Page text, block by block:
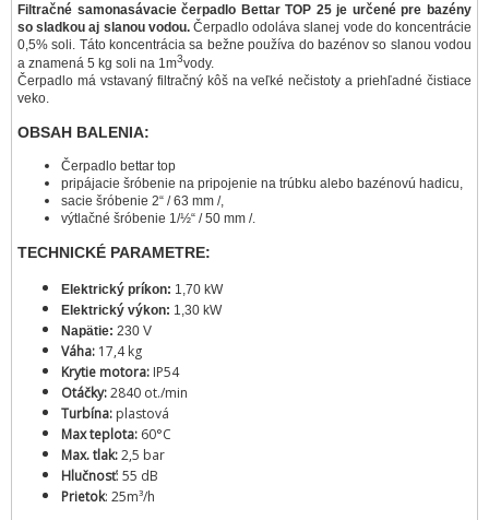
Filtračné samonasávacie čerpadlo Bettar TOP 25 je určené pre bazény
so sladkou aj slanou vodou.Čerpadlo odoláva slanej vode do koncentrácie
0,5% soli. Táto koncentrácia sa bežne používa do bazénov so slanou vodou
a znamená 5 kg soli na 1m3vody.
Čerpadlo má vstavaný filtračný kôš na veľké nečistoty a priehľadné čistiace
veko.
OBSAH BALENIA:
Čerpadlo bettar top
pripájacie šróbenie na pripojenie na trúbku alebo bazénovú hadicu,
sacie šróbenie 2“ / 63 mm /,
výtlačné šróbenie 1/½“ / 50 mm /.
TECHNICKÉ PARAMETRE:
Elektrický príkon: 1,70 kW
Elektrický výkon: 1,30 kW
Napätie: 230 V
Váha: 17,4 kg
Krytie motora: IP54
Otáčky:2840 ot./min
Turbína: plastová
Max teplota: 60°C
Max. tlak:2,5 bar
Hlučnosť: 55 dB
Prietok: 25m³/h